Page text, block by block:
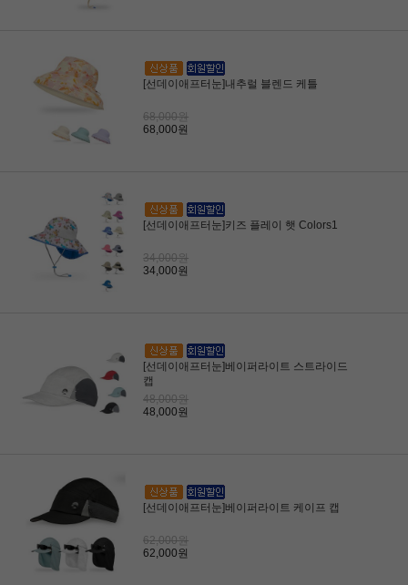
[선데이애프터눈]내추럴 블렌드 케틀
68,000원
68,000원
[선데이애프터눈]키즈 플레이 햇 Colors1
34,000원
34,000원
[선데이애프터눈]베이퍼라이트 스트라이드
캡
48,000원
48,000원
[선데이애프터눈]베이퍼라이트 케이프 캡
62,000원
62,000원